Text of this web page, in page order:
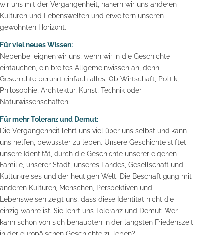
wir uns mit der Vergangenheit, nähern wir uns anderen
Kulturen und Lebenswelten und erweitern unseren
gewohnten Horizont.
Für viel neues Wissen:
Nebenbei eignen wir uns, wenn wir in die Geschichte
eintauchen, ein breites Allgemeinwissen an, denn
Geschichte berührt einfach alles: Ob Wirtschaft, Politik,
Philosophie, Architektur, Kunst, Technik oder
Naturwissenschaften.
Für mehr Toleranz und Demut:
Die Vergangenheit lehrt uns viel über uns selbst und kann
uns helfen, bewusster zu leben. Unsere Geschichte stiftet
unsere Identität, durch die Geschichte unserer eigenen
Familie, unserer Stadt, unseres Landes, Gesellschaft und
Kulturkreises und der heutigen Welt. Die Beschäftigung mit
anderen Kulturen, Menschen, Perspektiven und
Lebensweisen zeigt uns, dass diese Identität nicht die
einzig wahre ist. Sie lehrt uns Toleranz und Demut: Wer
kann schon von sich behaupten in der längsten Friedenszeit